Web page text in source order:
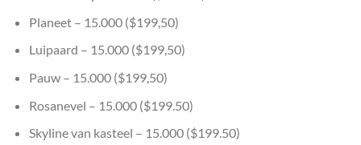
Planeet – 15.000 ($199,50)
Luipaard – 15.000 ($199,50)
Pauw – 15.000 ($199,50)
Rosanevel – 15.000 ($199.50)
Skyline van kasteel – 15.000 ($199.50)